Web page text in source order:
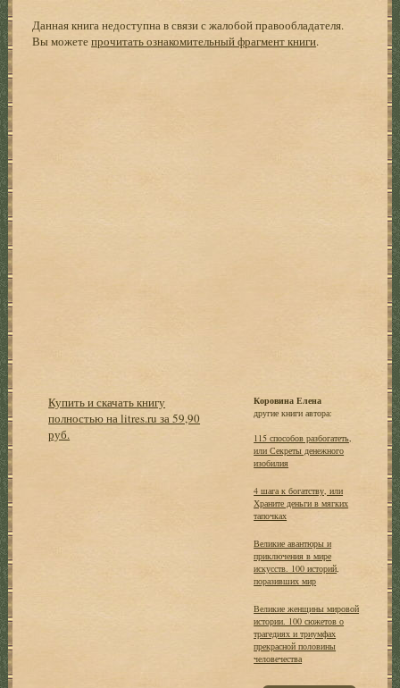
Данная книга недоступна в связи с жалобой правообладателя.
Вы можетепрочитать ознакомительный фрагмент книги.
Купить и скачать книгу
полностью на litres.ru за 59,90
руб.
Коровина Елена
другие книги автора:
115 способов разбогатеть,
или Секреты денежного
изобилия
4 шага к богатству, или
Храните деньги в мягких
тапочках
Великие авантюры и
приключения в мире
искусств. 100 историй,
поразивших мир
Великие женщины мировой
истории. 100 сюжетов о
трагедиях и триумфах
прекрасной половины
человечества